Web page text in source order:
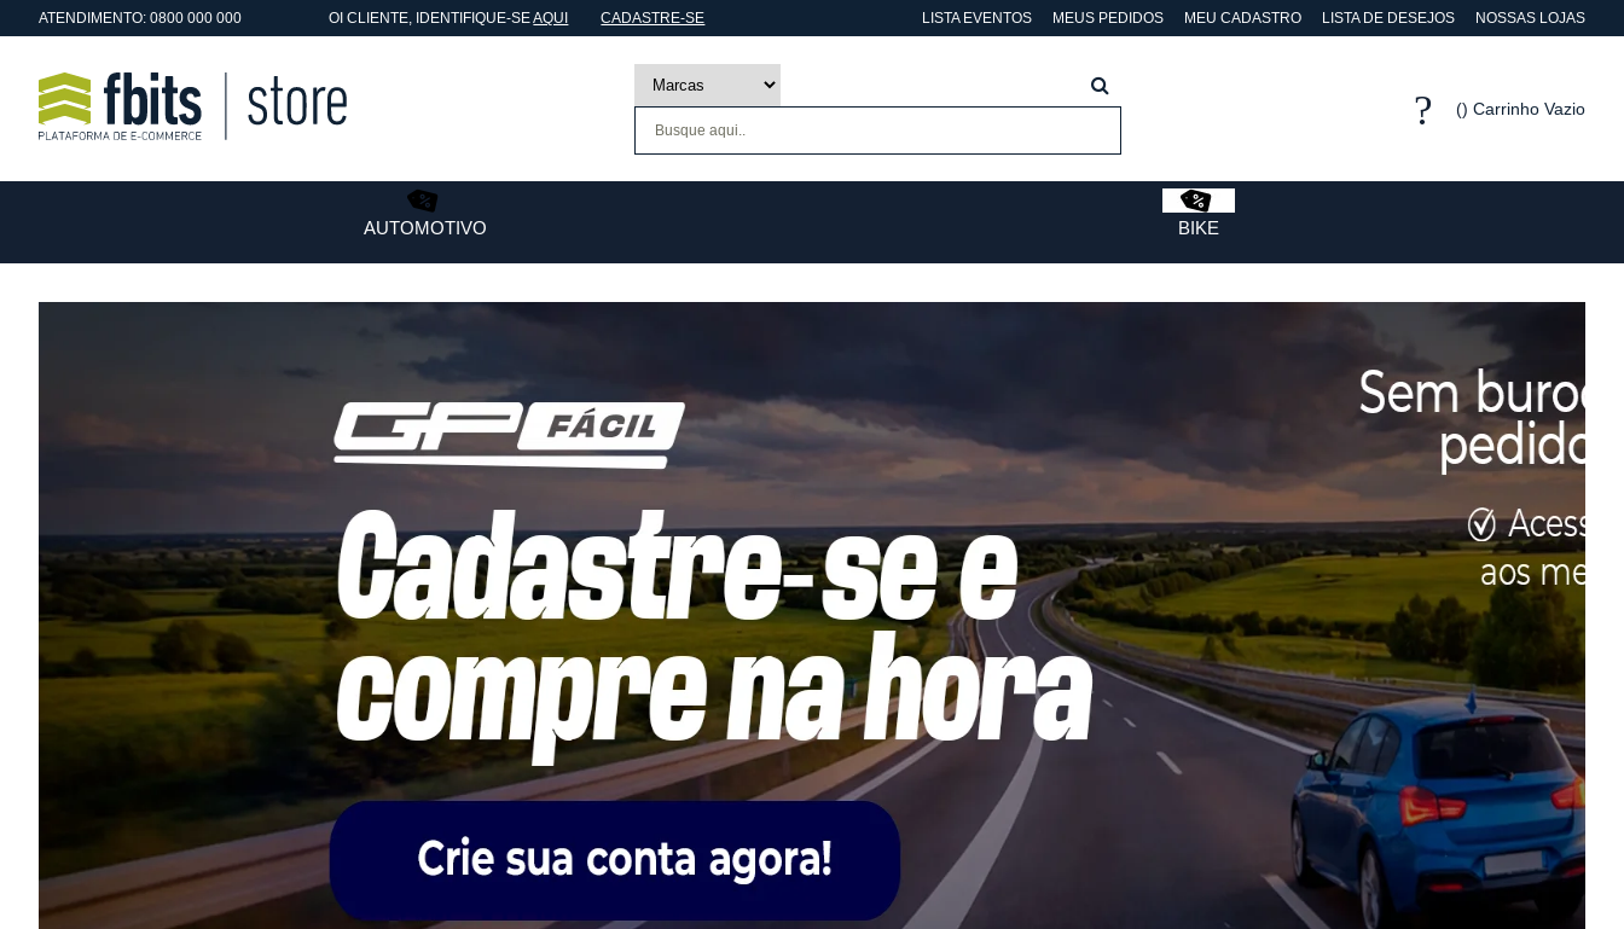
ATENDIMENTO: 0800 000 000 OICLIENTE, IDENTIFIQUE-SEAQUI CADASTRE-SE LISTA EVENTOS MEUS PEDIDOS MEU CADASTRO LISTA DE DESEJOS NOSSAS LOJAS
Carrinho Vazio
AUTOMOTIVO BIKE